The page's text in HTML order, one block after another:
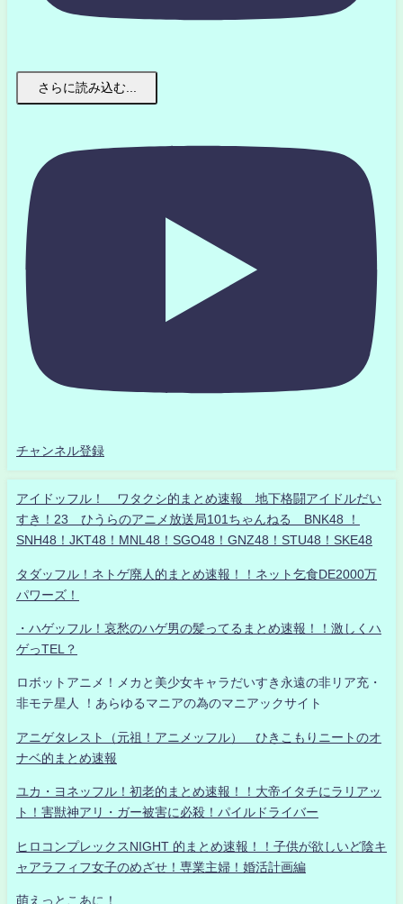
さらに読み込む...
チャンネル登録
アイドッフル！ ワタクシ的まとめ速報 地下格闘アイドルだい
すき！23 ひうらのアニメ放送局101ちゃんねる BNK48 ！
SNH48！JKT48！MNL48！SGO48！GNZ48！STU48！SKE48
タダッフル！ネトゲ廃人的まとめ速報！！ネット乞食DE2000万
パワーズ！
・ハゲッフル！哀愁のハゲ男の髪ってるまとめ速報！！激しくハ
ゲっTEL？
ロボットアニメ！メカと美少女キャラだいすき永遠の非リア充・
非モテ星人 ！あらゆるマニアの為のマニアックサイト
アニゲタレスト（元祖！アニメッフル） ひきこもりニートのオ
ナベ的まとめ速報
ユカ・ヨネッフル！初老的まとめ速報！！大帝イタチにラリアッ
ト！害獣神アリ・ガー被害に必殺！パイルドライバー
ヒロコンプレックスNIGHT 的まとめ速報！！子供が欲しいど陰キ
ャアラフィフ女子のめざせ！専業主婦！婚活計画編
萌えっとこあに！